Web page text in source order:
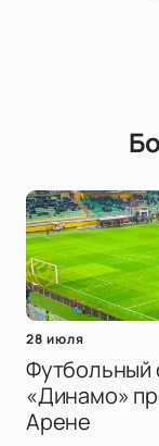
28 июля
Футбольный
«Динамо»
Арене